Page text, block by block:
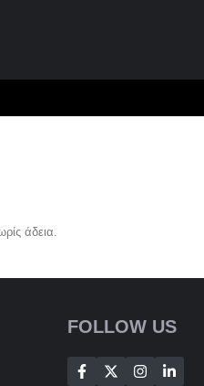
άδεια.
FOLLOW US